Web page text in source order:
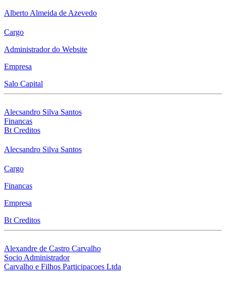
Alberto Almeida de Azevedo
Cargo
Administrador do Website
Empresa
Salo Capital
Alecsandro Silva Santos
Financas
Bt Creditos
Alecsandro Silva Santos
Cargo
Financas
Empresa
Bt Creditos
Alexandre de Castro Carvalho
Socio Administrador
Carvalho e Filhos Participacoes Ltda